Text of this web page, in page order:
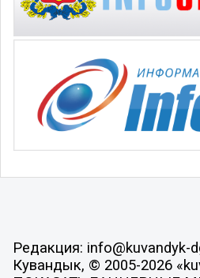
Редакция: info@kuvandyk-
Кувандык, © 2005-2026